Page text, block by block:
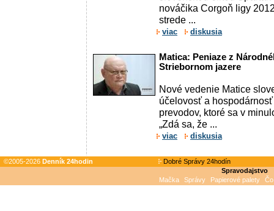
nováčika Corgoň ligy
strede ...
viac diskusia
Matica: Peniaze z
Striebornom jazere
Nové vedenie Matice
účelovosť a
prevodov, ktoré sa v
„Zdá sa, že ...
viac diskusia
©2005-2026 Denník 24hodin
Dobré Správy 24hodín
Spravodajstvo
Mačka
Správy Papierové palety